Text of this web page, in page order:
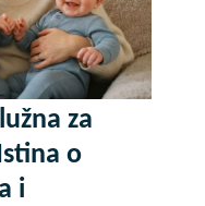
za
o
i